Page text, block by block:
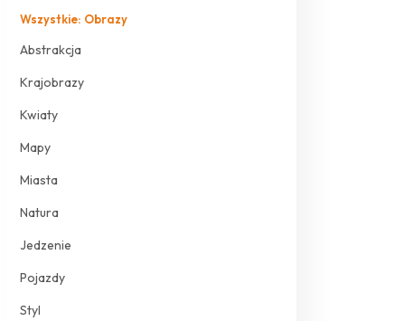
Wszystkie: Obrazy
Abstrakcja
Krajobrazy
Kwiaty
Mapy
Miasta
Natura
Jedzenie
Pojazdy
Styl